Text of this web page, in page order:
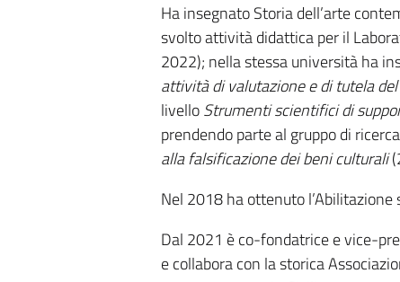
Ha insegnato Storia dell’arte
svolto attività didattica per il
2022); nella stessa università ha
attività di valutazione e di tutela
livelloStrumenti scientifici di
prendendo parte al gruppo di
alla falsificazione dei beni culturali
Nel 2018 ha ottenuto
Dal 2021 è co-fondatrice e vice-
e collabora con la storica